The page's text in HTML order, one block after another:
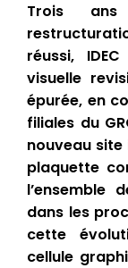
Trois
réussi,
visuelle
épurée, en
filiales du
nouveau
plaquette
l’ensemble
dans les
cette
cellule